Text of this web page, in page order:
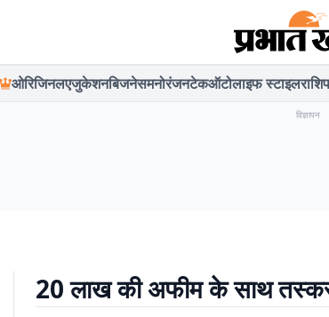
ओरिजिनलएजुकेशनबिजनेसमनोरंजनटेकऑटोलाइफ स्टाइल
विज्ञापन
20 लाख की अफीम के साथ